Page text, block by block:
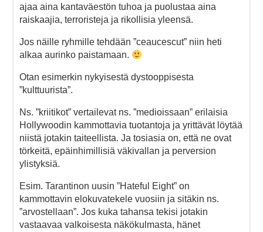
ajaa aina kantaväestön tuhoa ja puolustaa aina
raiskaajia, terroristeja ja rikollisia yleensä.
Jos näille ryhmille tehdään ”ceaucescut” niin heti
alkaa aurinko paistamaan.
Otan esimerkin nykyisestä dystooppisesta
”kulttuurista”.
Ns. ”kriitikot” vertailevat ns. ”medioissaan” erilaisia
Hollywoodin kammottavia tuotantoja ja yrittävät löytää
niistä jotakin taiteellista. Ja tosiasia on, että ne ovat
törkeitä, epäinhimillisiä väkivallan ja perversion
ylistyksiä.
Esim. Tarantinon uusin ”Hateful Eight” on
kammottavin elokuvatekele vuosiin ja sitäkin ns.
”arvostellaan”. Jos kuka tahansa tekisi jotakin
vastaavaa valkoisesta näkökulmasta, hänet